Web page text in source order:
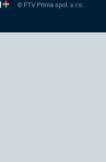
© FTV Prima spol. s r.o.